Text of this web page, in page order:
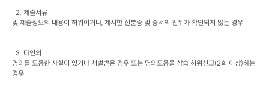
  2.
제출서류
및 제출정보의 내용이 허위이거나, 제시한 신분증 및 증서의 진위가 확인되지 않는 경우
  3.
타인의
명의를 도용한 사실이 있거나 처벌받은 경우 또는 명의도용을 상습 허위신고(2회 이상)하는
경우